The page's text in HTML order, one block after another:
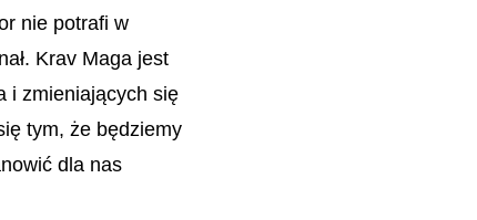
nie potrafi w
Krav Maga jest
i zmieniających się
tym, że będziemy
dla nas